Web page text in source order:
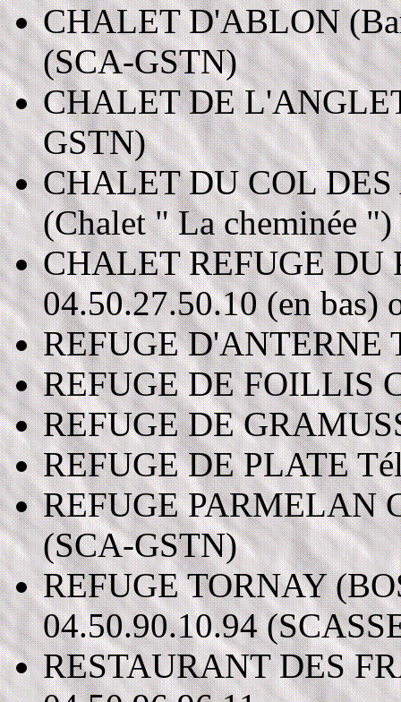
CHALET D'ABLON
(SCA-GSTN)
CHALET DE
GSTN)
CHALET DU COL DES
(Chalet " La cheminée ")
CHALET REFUGE DU
04.50.27.50.10 (en bas)
REFUGE D'ANTERNE
REFUGE DE FOILLIS
REFUGE DE
REFUGE DE PLATE
REFUGE PARMELAN
(SCA-GSTN)
REFUGE TORNAY
04.50.90.10.94
RESTAURANT DES